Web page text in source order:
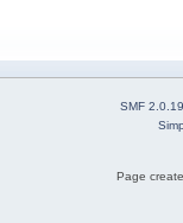
SMF 2.0.19
Page